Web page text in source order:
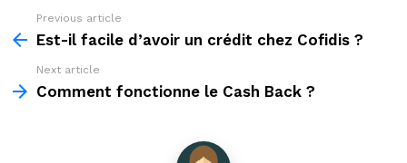
more
Previous article
Est-il facile d’avoir un crédit chez Cofidis ?
Next article
Comment fonctionne le Cash Back ?